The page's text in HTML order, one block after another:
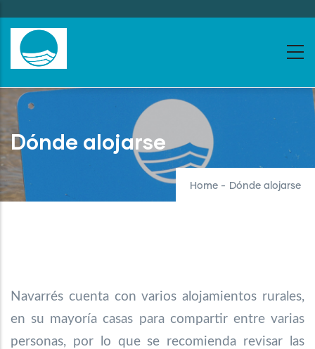
to
main
content
Dónde alojarse
Home - Dónde alojarse
Navarrés cuenta con varios alojamientos rurales,
en su mayoría casas para compartir entre varias
personas, por lo que se recomienda revisar las